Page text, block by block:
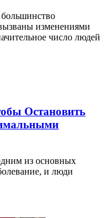
большинство
изменениями
число людей
Остановить
из основных
и люди